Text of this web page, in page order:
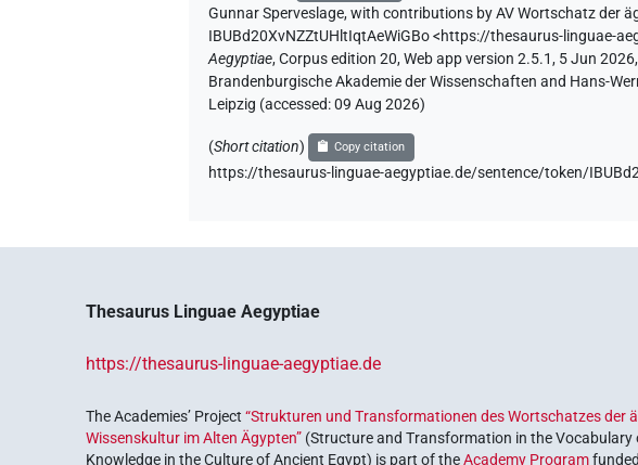
Gunnar Sperveslage,with contributions by AV Wortschatz der
IBUBd20XvNZZtUHltIqtAeWiGBo <https://thesaurus-linguae-
Aegyptiae,Corpus edition 20, Web app version 2.5.1, 5 Jun
Brandenburgische Akademie der Wissenschaften and Hans-
Leipzig (accessed:09 Aug 2026)
(Short citation) Copy citation
https://thesaurus-linguae-aegyptiae.de/sentence/token/
Thesaurus Linguae Aegyptiae
https://thesaurus-linguae-aegyptiae.de
The Academies’ Project“Strukturen und Transformationen des Wortschatzes der
Wissenskultur im Alten Ägypten” (Structure and Transformation in the Vocabulary
Knowledge in the Culture of Ancient Egypt) is part of theAcademy Program